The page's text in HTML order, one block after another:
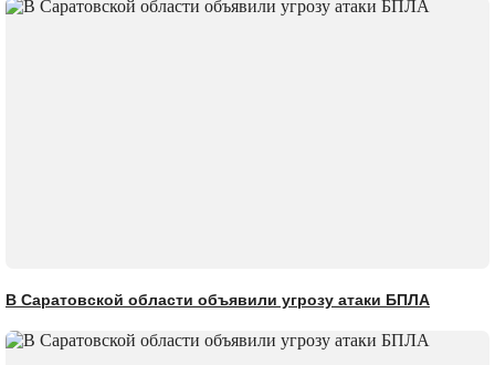
В Саратовской области объявили угрозу атаки БПЛА